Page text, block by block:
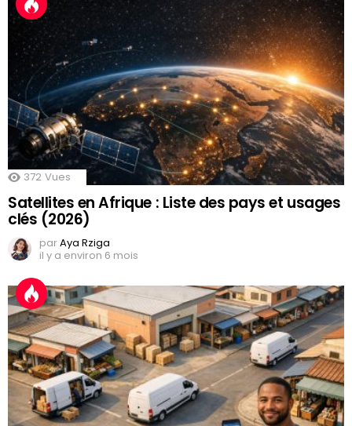
372 Vues
Satellites en Afrique : Liste des pays et usages
clés (2026)
parAya Rziga
il y a environ 6 mois